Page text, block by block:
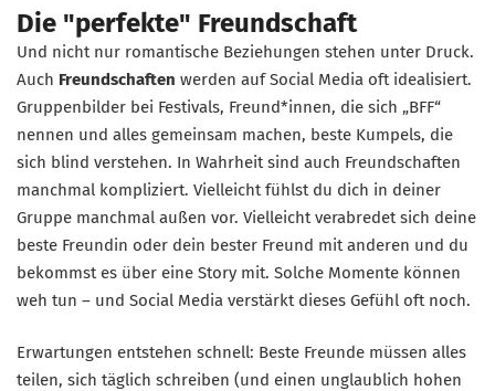
Die "perfekte" Freundschaft
Und nicht nur romantische Beziehungen stehen unter Druck.
Auch Freundschaften werden auf Social Media oft idealisiert.
Gruppenbilder bei Festivals, Freund*innen, die sich „BFF“
nennen und alles gemeinsam machen, beste Kumpels, die
sich blind verstehen. In Wahrheit sind auch Freundschaften
manchmal kompliziert. Vielleicht fühlst du dich in deiner
Gruppe manchmal außen vor. Vielleicht verabredet sich deine
beste Freundin oder dein bester Freund mit anderen und du
bekommst es über eine Story mit. Solche Momente können
weh tun – und Social Media verstärkt dieses Gefühl oft noch.
Erwartungen entstehen schnell: Beste Freunde müssen alles
teilen, sich täglich schreiben (und einen unglaublich hohen